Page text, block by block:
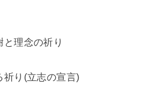
と理念の祈り
祈り(立志の宣言)